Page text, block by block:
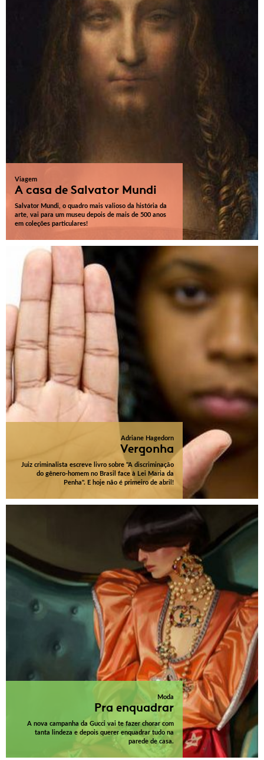
Viagem
A casa de Salvator Mundi
Salvator Mundi, o quadro mais valioso da história da
arte, vai para um museu depois de mais de 500 anos
em coleções particulares!
Adriane Hagedorn
Vergonha
Juiz criminalista escreve livro sobre "A discriminação
do gênero-homem no Brasil face à Lei Maria da
Penha". E hoje não é primeiro de abril!
Moda
Pra enquadrar
A nova campanha da Gucci vai te fazer chorar com
tanta lindeza e depois querer enquadrar tudo na
parede de casa.